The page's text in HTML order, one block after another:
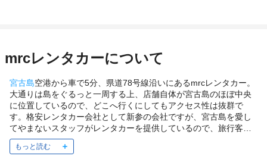
mrcレンタカーについて
宮古島空港から車で5分、県道78号線沿いにあるmrcレンタカー。
大通りは島をぐるっと一周する上、店舗自体が宮古島のほぼ中央
に位置しているので、どこへ行くにしてもアクセス性は抜群で
す。格安レンタカー会社として新参の会社ですが、宮古島を愛し
てやまないスタッフがレンタカーを提供しているので、旅行客に
とって便利で役立つサービスを受けることができます。提供する
車自体も、大手ディーラーから独立したオーナー自らが厳選した